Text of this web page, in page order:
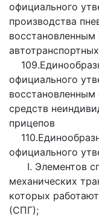
официального
производства
официального
средств
прицепов
официального
I. Элементов
механических
которых
(СПГ);